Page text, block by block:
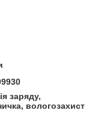
заряду,
вологозахист